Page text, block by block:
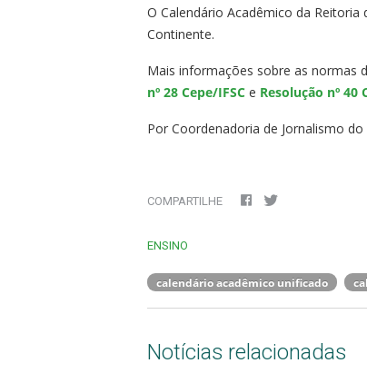
O Calendário Acadêmico da
Continente.
Mais informações sobre as normas
nº 28 Cepe/IFSC e Resolução nº 40
Por Coordenadoria de Jornalismo do
COMPARTILHE
ENSINO
calendário acadêmico unificado
Notícias relacionadas